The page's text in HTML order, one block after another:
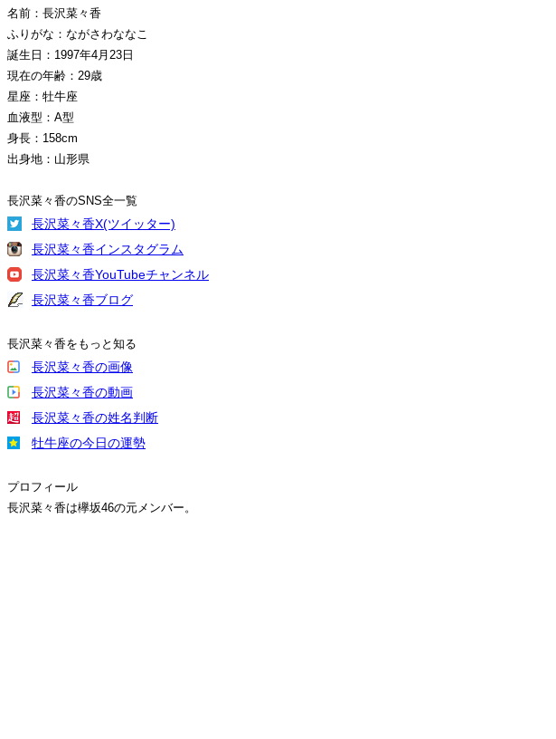
名前：長沢菜々香
ふりがな：ながさわななこ
誕生日：1997年4月23日
現在の年齢：29歳
星座：牡牛座
血液型：A型
身長：158cm
出身地：山形県
長沢菜々香のSNS全一覧
長沢菜々香X(ツイッター)
長沢菜々香インスタグラム
長沢菜々香YouTubeチャンネル
長沢菜々香ブログ
長沢菜々香をもっと知る
長沢菜々香の画像
長沢菜々香の動画
長沢菜々香の姓名判断
牡牛座の今日の運勢
プロフィール
長沢菜々香は欅坂46の元メンバー。